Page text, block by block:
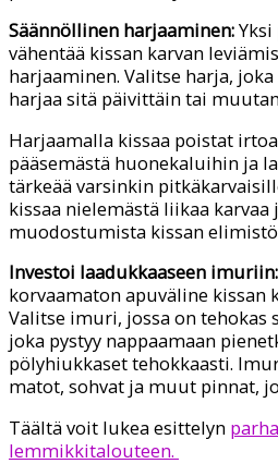
Säännöllinen harjaaminen:
vähentää kissan karvan
harjaaminen. Valitse harja,
harjaa sitä päivittäin tai
Harjaamalla kissaa poistat
pääsemästä huonekaluihin ja
tärkeää varsinkin
kissaa nielemästä liikaa
muodostumista kissan
Investoi laadukkaaseen imuriin:
korvaamaton apuväline kissan
Valitse imuri, jossa on tehokas
joka pystyy nappaamaan
pölyhiukkaset tehokkaasti.
matot, sohvat ja muut pinnat,
Täältä voit lukea esittelyn
lemmikkitalouteen.